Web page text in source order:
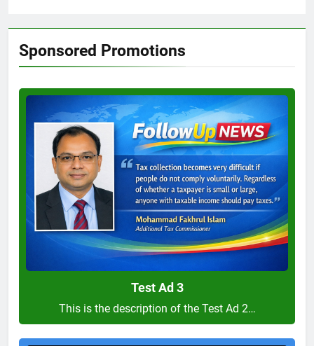
Sponsored Promotions
Test
Ad
3
Test Ad 3
This is the description of the Test Ad 2…